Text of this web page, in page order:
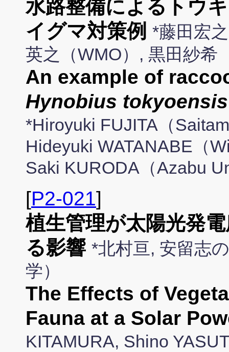
水路整備によるトウ
イグマ対策例 *藤田宏
英之（WMO）, 黒田紗希
An example of
Hynobius tokyoensis
*Hiroyuki FUJITA（
Hideyuki WATANABE（
Saki KURODA（Azabu
[P2-021]
植生管理が太陽光発
る影響 *北村亘, 安留志
学）
The Effects of
Fauna at a Solar
KITAMURA, Shino